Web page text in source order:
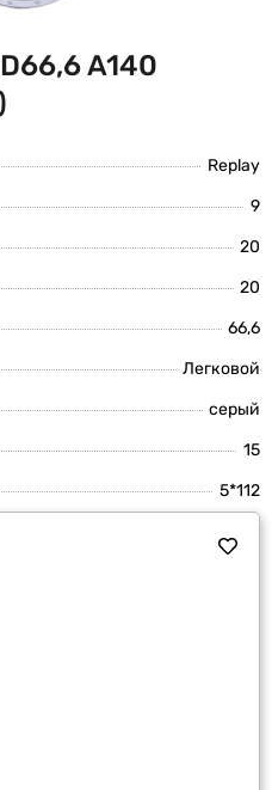
A140
Replay
9
20
20
66,6
Легковой
серый
15
5*112